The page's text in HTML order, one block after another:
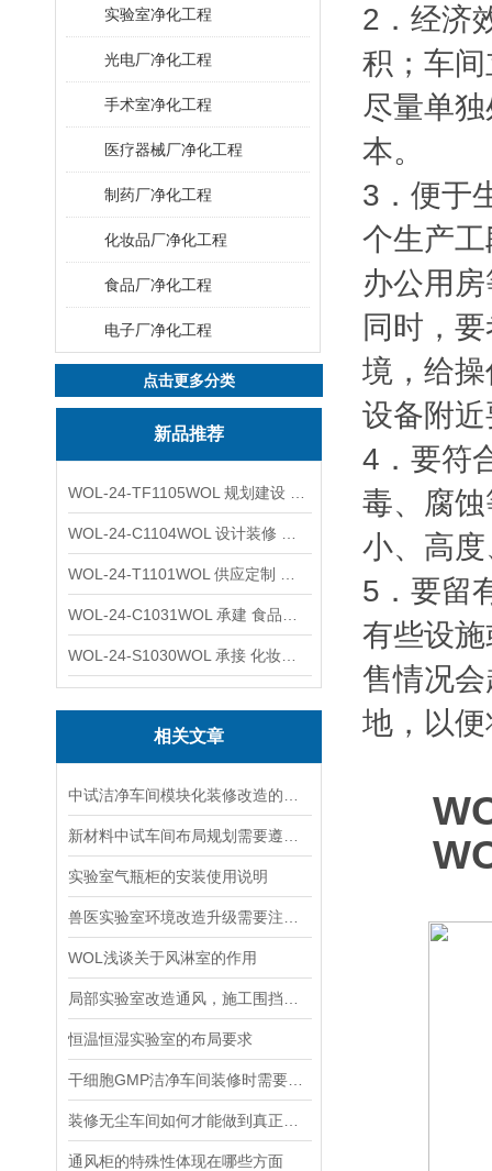
实验室净化工程
光电厂净化工程
手术室净化工程
医疗器械厂净化工程
制药厂净化工程
化妆品厂净化工程
食品厂净化工程
电子厂净化工程
点击更多分类
新品推荐
相关文章
实验室气瓶柜的安装使用说明
WOL浅谈关于风淋室的作用
恒温恒湿实验室的布局要求
通风柜的特殊性体现在哪些方面
2．经济
积；车
尽量单
本。
3．便于
个生产
办公用
同时，
境，给
设备附
4．要符
毒、腐
小、高
5．要留
有些设
售情况
地，以